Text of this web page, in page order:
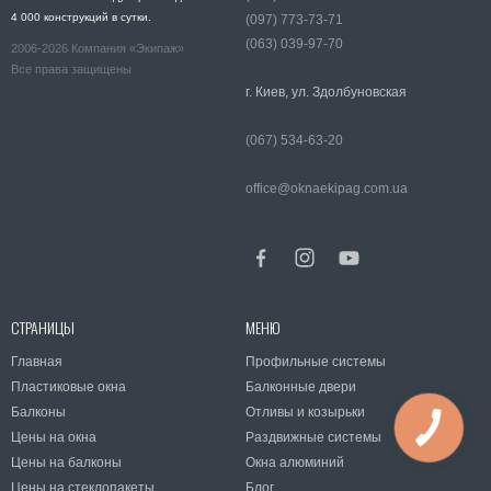
4 000 конструкций в сутки.
2006-2026 Компания «Экипаж»
Все права защищены
СТРАНИЦЫ
Главная
Пластиковые окна
Балконы
Цены на окна
Цены на балконы
Цены на стеклопакеты
МЕНЮ
Профильные системы
Балконные двери
Отливы и козырьки
Раздвижные системы
Окна алюминий
Блог
(097) 773-73-71
(063) 039-97-70
г. Киев, ул. Здолбуновская
(067) 534-63-20
office@oknaekipag.com.ua